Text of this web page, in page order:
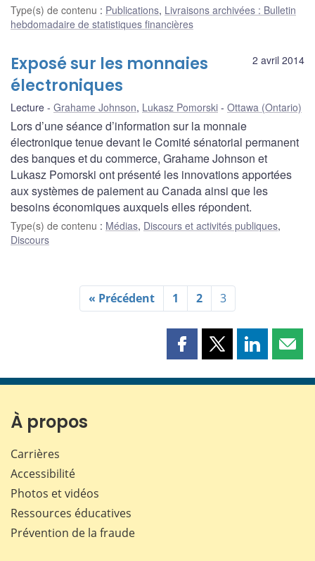
Type(s) de contenu : Publications, Livraisons archivées : Bulletin
hebdomadaire de statistiques financières
2 avril 2014
Exposé sur les monnaies
électroniques
Lecture Grahame Johnson, Lukasz Pomorski Ottawa (Ontario)
Lors d’une séance d’information sur la monnaie
électronique tenue devant le Comité sénatorial permanent
des banques et du commerce, Grahame Johnson et
Lukasz Pomorski ont présenté les innovations apportées
aux systèmes de paiement au Canada ainsi que les
besoins économiques auxquels elles répondent.
Type(s) de contenu : Médias, Discours et activités publiques,
Discours
« Précédent 1 2 3
Partager
page
Partager
page
Partager
page page
À propos
Carrières
Accessibilité
Photos et vidéos
Ressources éducatives
Prévention de la fraude